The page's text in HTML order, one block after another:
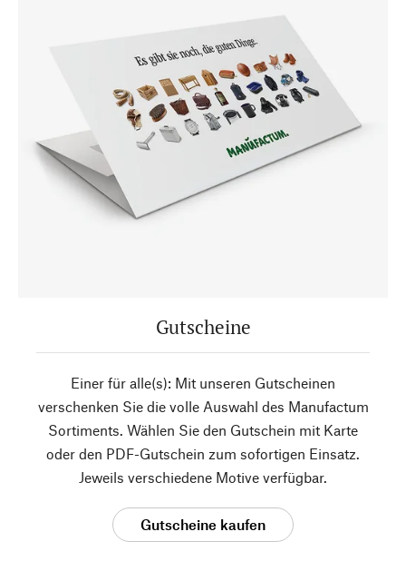
Gutscheine
Einer für alle(s): Mit unseren Gutscheinen
verschenken Sie die volle Auswahl des Manufactum
Sortiments. Wählen Sie den Gutschein mit Karte
oder den PDF-Gutschein zum sofortigen Einsatz.
Jeweils verschiedene Motive verfügbar.
Gutscheine kaufen